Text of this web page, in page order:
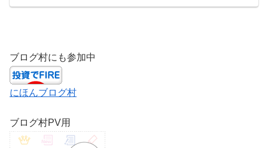
ブログ村にも参加中
にほんブログ村
ブログ村PV用